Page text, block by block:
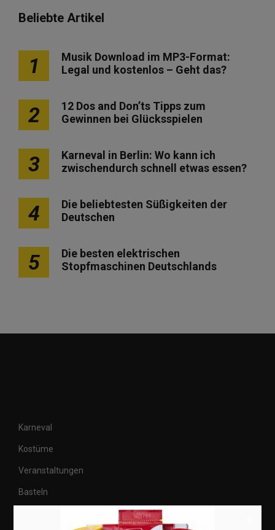
Beliebte Artikel
1
Musik Download im MP3-Format:
Legal und kostenlos – Geht das?
2
12 Dos and Don’ts Tipps zum
Gewinnen bei Glücksspielen
3
Karneval in Berlin: Wo kann ich
zwischendurch schnell etwas essen?
4
Die beliebtesten Süßigkeiten der
Deutschen
5
Die besten elektrischen
Stopfmaschinen Deutschlands
Karneval
Kostüme
Veranstaltungen
Basteln